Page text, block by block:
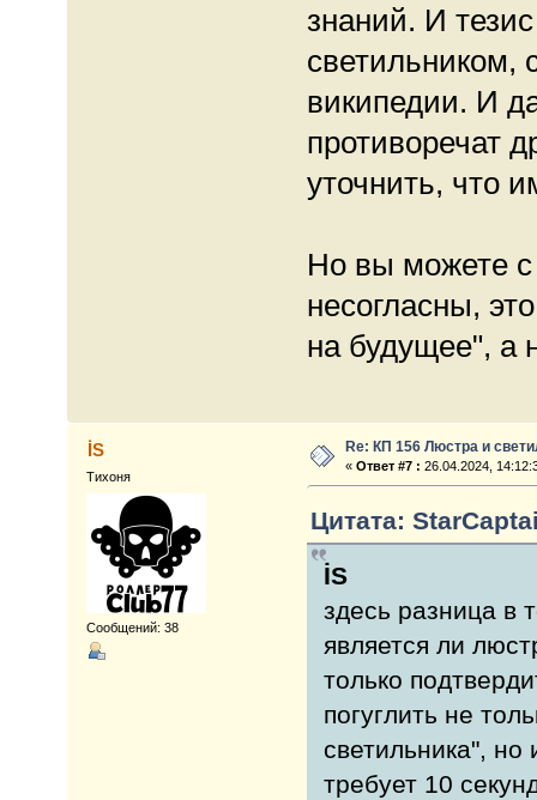
знаний. И
светильником,
википедии. И
противоречат
уточнить, что
Но вы можете
несогласны,
на будущее", а
İS
Тихоня
Сообщений: 38
Re: КП 156 Люстра и
«Ответ #7 : 26.04.2024,
Цитата:
İS
здесь разница в
является ли
только
погуглить не
светильника", но
требует 10